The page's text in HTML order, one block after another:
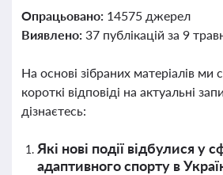
Опрацьовано: 14575 джерел
Виявлено: 37 публікацій за 9
На основі зібраних матеріалів ми
короткі відповіді на актуальні
дізнаєтесь:
Які нові події відбулися у
адаптивного спорту в